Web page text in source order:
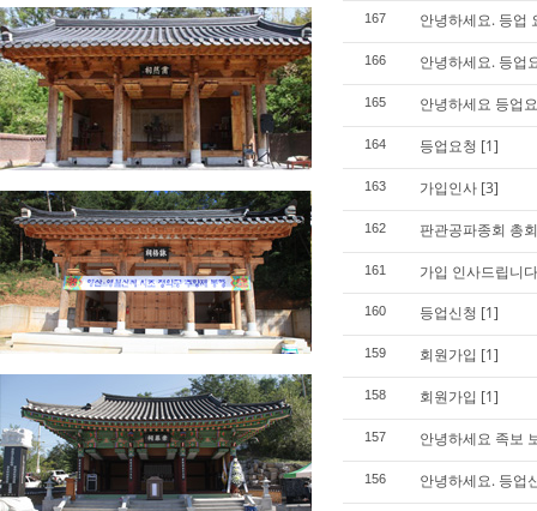
167 안녕하세요. 등업
166 안녕하세요. 등업
165 안녕하세요 등업
164 등업요청 [1]
163 가입인사 [3]
162 판관공파종회 총
161 가입 인사드립니
160 등업신청 [1]
159 회원가입 [1]
158 회원가입 [1]
157 안녕하세요 족보
156 안녕하세요. 등업